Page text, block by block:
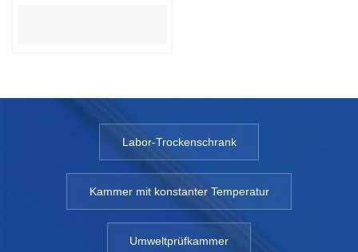
Labor-Trockenschrank
Kammer mit konstanter Temperatur
Umweltprüfkammer